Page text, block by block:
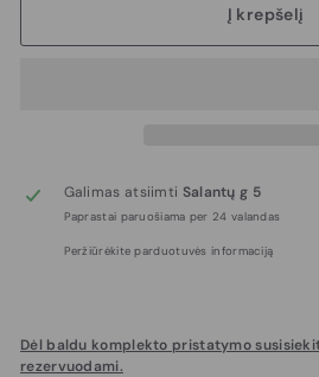
Į krepšelį
Galimas atsiimti Salantų g 5
Paprastai paruošiama per 24 valandas
Peržiūrėkite parduotuvės informaciją
Dėl baldu komplekto pristatymo
rezervuodami.